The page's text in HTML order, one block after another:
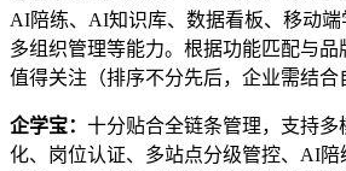
AI陪练、 AI知识库、数据看板、移动
多组织管理等能力。根据功能匹配与品
值得关注（排序不分先后，企业需结合
企学宝： 十分贴合全链条管理，支持多
化、岗位认证、多站点分级管控、 AI陪